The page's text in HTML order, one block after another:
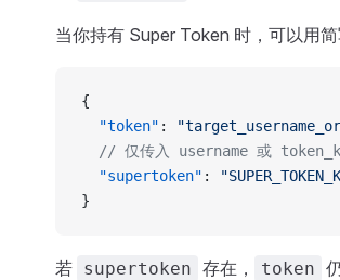
当你持有 Super Token 时，可以用
{
  "token"
:
// 仅传入 username 或
  "supertoken"
:
}
若 supertoken 存在， token